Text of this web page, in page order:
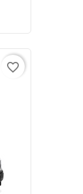
favorite_border